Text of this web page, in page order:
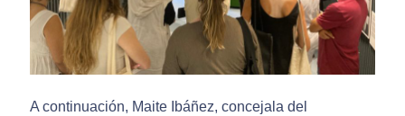
A continuación, Maite Ibáñez, concejala del